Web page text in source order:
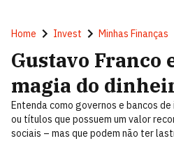
Home Invest Minhas Finanças
Gustavo Franco
magia do
Entenda como governos e bancos
ou títulos que possuem um valor
sociais – mas que podem não ter